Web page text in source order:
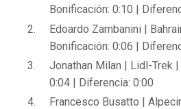
Bonificación: 0:10 |
Edoardo Zambanini |
Bonificación: 0:06 |
Jonathan Milan | Lidl-Trek
0:04 | Diferencia: 0:00
Francesco Busatto |